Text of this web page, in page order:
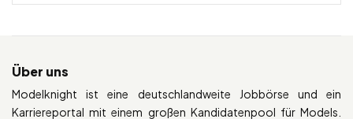
Über uns
Modelknight ist eine deutschlandweite Jobbörse und ein
Karriereportal mit einem großen Kandidatenpool für Models.